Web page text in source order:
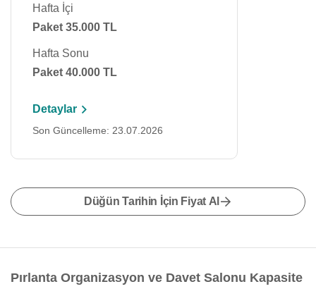
Hafta İçi
Paket 35.000 TL
Hafta Sonu
Paket 40.000 TL
Detaylar
Son Güncelleme: 23.07.2026
Düğün Tarihin İçin Fiyat Al
Pırlanta Organizasyon ve Davet Salonu Kapasite